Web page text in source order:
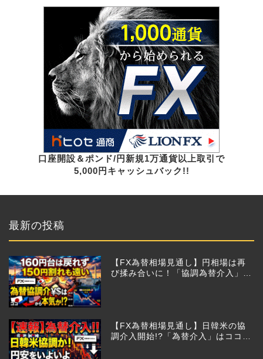
口座開設＆ポンド/円新規1万通貨以上取引で
5,000円キャッシュバック!!
最新の投稿
【FX為替相場見通し】円相場は再
び揉み合いに！「協調為替介入」再
【FX為替相場見通し】日韓米の協
調介入開始!?「為替介入」はココか